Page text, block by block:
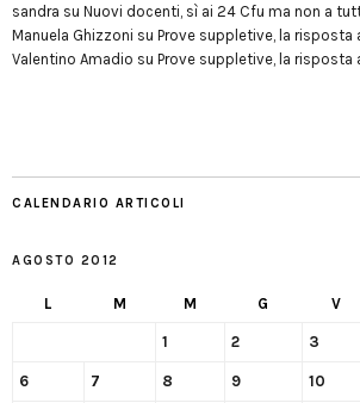
sandra su Nuovi docenti, sì ai 24 Cfu ma non a
Manuela Ghizzoni su Prove suppletive, la risposta
Valentino Amadio su Prove suppletive, la risposta
CALENDARIO ARTICOLI
AGOSTO 2012
L M M G V
1 2 3
6 7 8 9 10